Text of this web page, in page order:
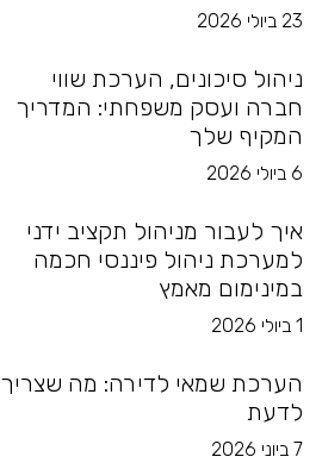
23 ביולי 2026
ניהול סיכונים, הערכת שווי
חברה ועסק משפחתי: המדריך
המקיף שלך
6 ביולי 2026
איך לעבור מניהול תקציב ידני
למערכת ניהול פיננסי חכמה
במינימום מאמץ
1 ביולי 2026
הערכת שמאי לדירה: מה שצריך
לדעת
7 ביוני 2026